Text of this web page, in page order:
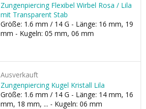
Zungenpiercing Flexibel Wirbel Rosa / Lila
mit Transparent Stab
Größe: 1.6 mm / 14 G - Länge: 16 mm, 19
mm - Kugeln: 05 mm, 06 mm
Ausverkauft
Zungenpiercing Kugel Kristall Lila
Größe: 1.6 mm / 14 G - Länge: 14 mm, 16
mm, 18 mm, ... - Kugeln: 06 mm